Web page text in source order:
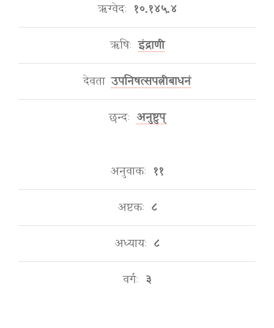
ऋग्वेदः १०.१४५.४
ऋषिः इंद्राणी
देवता उपनिषत्सपत्नीबाधनं
छन्दः अनुष्टुप्
अनुवाकः ११
अष्टकः ८
अध्यायः ८
वर्गः ३